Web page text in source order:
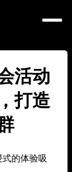
活动
打造
的体验吸